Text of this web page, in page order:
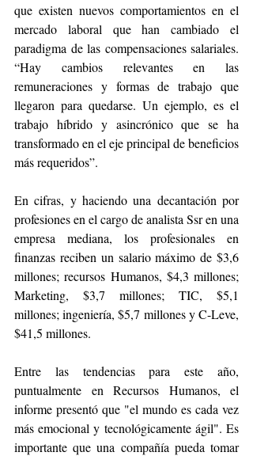
que existen nuevos comportamientos en el
mercado laboral que han cambiado el
paradigma de las compensaciones salariales.
“Hay cambios relevantes en las
remuneraciones y formas de trabajo que
llegaron para quedarse. Un ejemplo, es el
trabajo híbrido y asincrónico que se ha
transformado en el eje principal de beneficios
más requeridos”.
En cifras, y haciendo una decantación por
profesiones en el cargo de analista Ssr en una
empresa mediana, los profesionales en
finanzas reciben un salario máximo de $3,6
millones; recursos Humanos, $4,3 millones;
Marketing, $3,7 millones; TIC, $5,1
millones; ingeniería, $5,7 millones y C-Leve,
$41,5 millones.
Entre las tendencias para este año,
puntualmente en Recursos Humanos, el
informe presentó que "el mundo es cada vez
más emocional y tecnológicamente ágil". Es
importante que una compañía pueda tomar